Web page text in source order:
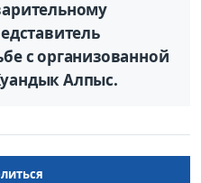
с организованной
Алпыс.